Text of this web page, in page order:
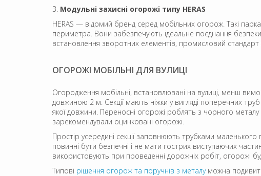
3. Модульні захисні огорожі типу HERAS
HERAS — відомий бренд серед мобільних огорож. Такі
периметра. Вони забезпечують ідеальне поєднання
встановлення зворотних елементів, промисловий стандарт
ОГОРОЖІ МОБІЛЬНІ ДЛЯ ВУЛИЦІ
Огородження мобільні, встановлювані на вулиці, менш
довжиною 2 м. Секції мають ніжки у вигляді поперечних труб
якої довжини. Переносні огорожі роблять з чорного
зарекомендували оцинковані огорожі.
Простір усередині секції заповнюють трубками маленького
повинні бути безпечні і не мати гострих виступаючих
використовують при проведенні дорожніх робіт, огорожі
Типові рішення огорож та поручнів з металуможна